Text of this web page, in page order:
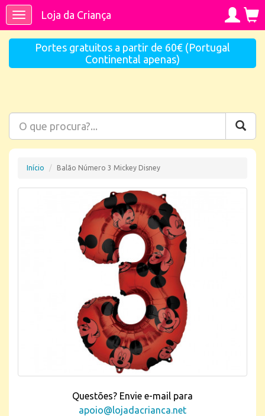
ToggleLoja da Criança
Portes gratuitos a partir de 60€ (Portugal
Continental apenas)
Início Balão Número 3 Mickey Disney
Questões? Envie e-mail para
apoio@lojadacrianca.net